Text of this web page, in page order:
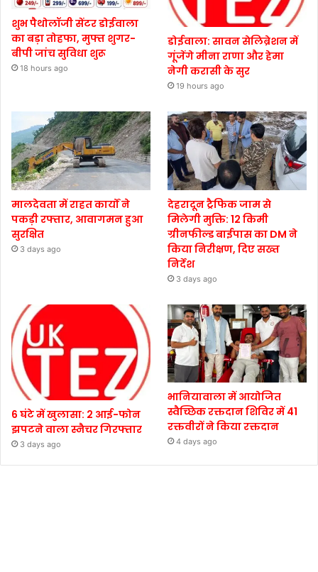
शुभ पैथोलॉजी सेंटर डोईवाला
का बड़ा तोहफा, मुफ्त शुगर-
बीपी जांच सुविधा शुरू
18 hours ago
डोईवाला: सावन सेलिब्रेशन में
गूंजेंगे मीना राणा और हेमा
नेगी करासी के सुर
19 hours ago
मालदेवता में राहत कार्यों ने
पकड़ी रफ्तार, आवागमन हुआ
सुरक्षित
3 days ago
देहरादून ट्रैफिक जाम से
मिलेगी मुक्ति: 12 किमी
ग्रीनफील्ड बाईपास का DM ने
किया निरीक्षण, दिए सख्त
निर्देश
3 days ago
6 घंटे में खुलासा: 2 आई-फोन
झपटने वाला स्नैचर गिरफ्तार
3 days ago
भानियावाला में आयोजित
स्वैच्छिक रक्तदान शिविर में 41
रक्तवीरों ने किया रक्तदान
4 days ago